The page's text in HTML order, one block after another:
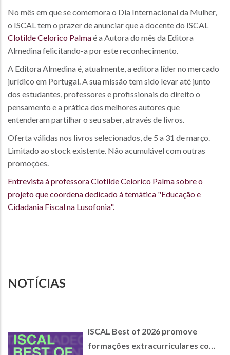
No mês em que se comemora o Dia Internacional da Mulher,
o ISCAL tem o prazer de anunciar que a docente do ISCAL
Clotilde Celorico Palmaé a Autora do mês da Editora
Almedina felicitando-a por este reconhecimento.
A Editora Almedina é, atualmente, a editora líder no mercado
jurídico em Portugal. A sua missão tem sido levar até junto
dos estudantes, professores e profissionais do direito o
pensamento e a prática dos melhores autores que
entenderam partilhar o seu saber, através de livros.
Oferta válidas nos livros selecionados, de 5 a 31 de março.
Limitado ao stock existente. Não acumulável com outras
promoções.
Entrevista à professora Clotilde Celorico Palma sobre o
projeto que coordena dedicado à temática "Educação e
Cidadania Fiscal na Lusofonia".
NOTÍCIAS
ISCAL Best of 2026 promove
formações extracurriculares com